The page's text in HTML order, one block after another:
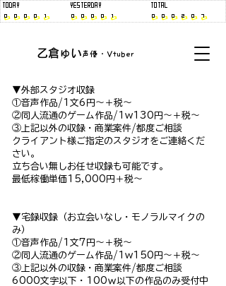
​乙倉ゅい ​声優・Vtuber
▼外部スタジオ収録
①音声作品/1文6円～＋税～
②同人流通のゲーム作品/1w130円～＋税～
③上記以外の収録・商業案件/都度ご相談
クライアント様ご指定のスタジオをご連絡くだ
さい。
立ち合い無しお任せ収録も可能です。
最低稼働単価15,000円＋税～
▼宅録収録（お立会いなし・モノラルマイクの
み）
①音声作品/1文7円～＋税～
②同人流通のゲーム作品/1w150円～＋税～
③上記以外の収録・商業案件/都度ご相談
6000文字以下・100ｗ以下の作品のみ受付中